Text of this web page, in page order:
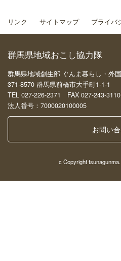
リンク サイトマップ プライバ
群馬県地域おこし協力隊
群馬県地域創生部 ぐんま暮らし・外
371-8570 群馬県前橋市大手町1-1-1
TEL 027-226-2371 FAX 027-243-3110
法人番号：7000020100005
お問い
c Copyright